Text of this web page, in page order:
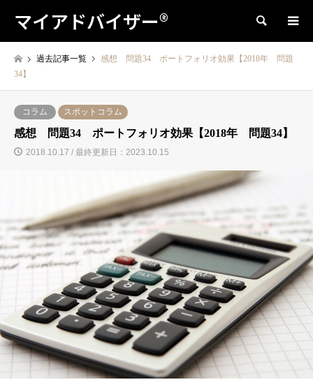
マイアドバイザー® 検索
過去記事一覧
感想 問題34 ポートフォリオ効果【2018年 問題
34】
コラム スポットコラム
感想 問題34 ポートフォリオ効果【2018年 問題34】
2018.10.17 / 最終更新日：2023.10.15